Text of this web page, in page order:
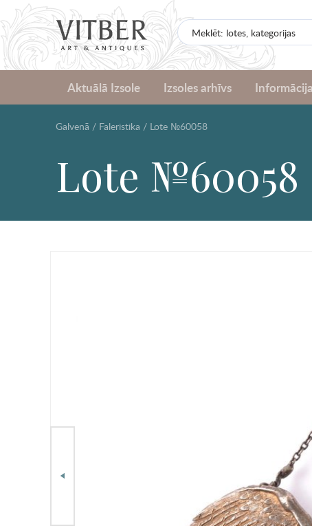
Aktuālā Izsole Izsoles arhīvs Informācija
Galvenā / Faleristika / Lote №60058
Lote №60058